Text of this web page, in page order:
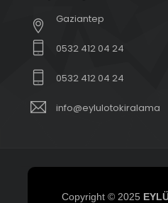
Gaziantep
0532 412 04 24
0532 412 04 24
info@eylulotokiralama
Copyright © 2025